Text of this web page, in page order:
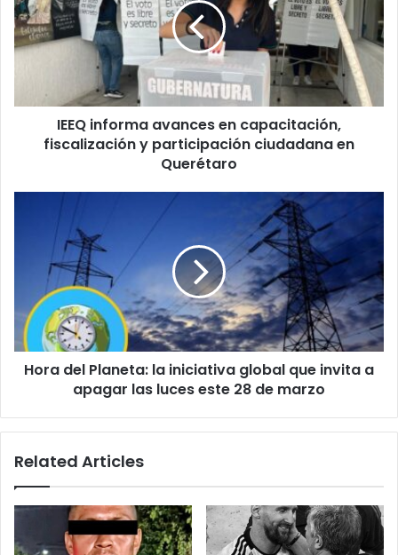
en
capacitación,
fiscalización
ciudadana
Querétaro
IEEQ informa avances en capacitación,
fiscalización y participación ciudadana en
Querétaro
iniciativa
global
que
invita
a
apagar
de
Hora del Planeta: la iniciativa global que invita a
apagar las luces este 28 de marzo
Related Articles